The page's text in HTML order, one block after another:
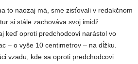
to naozaj má, sme zisťovali v redakčnom
si stále zachováva svoj imidž
keď oproti predchodcovi narástol vo
– o vyše 10 centimetrov – na dĺžku.
vzadu, kde sa oproti predchodcovi